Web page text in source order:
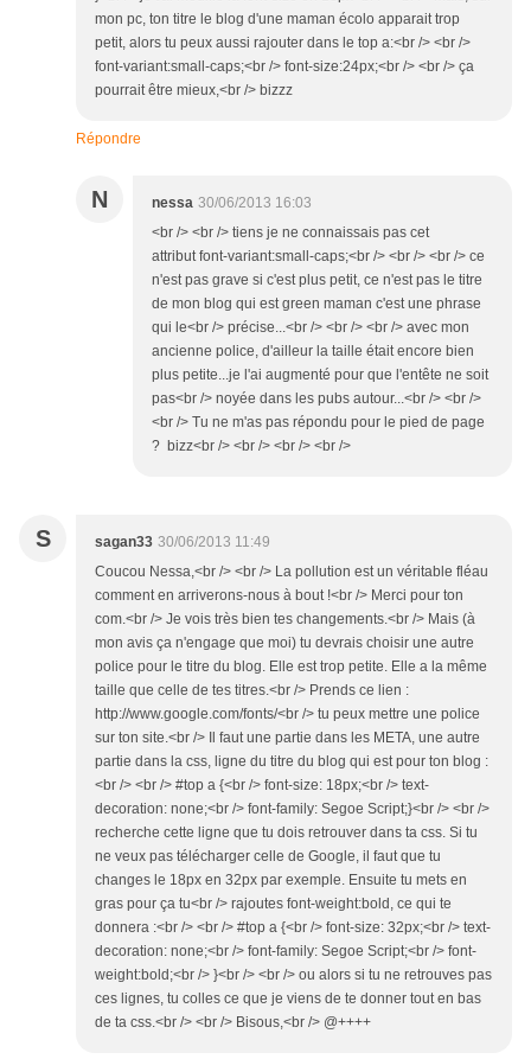
mon pc, ton titre le blog d'une maman écolo apparait trop
petit, alors tu peux aussi rajouter dans le top a:<br /> <br />
font-variant:small-caps;<br /> font-size:24px;<br /> <br /> ça
pourrait être mieux,<br /> bizzz
Répondre
N nessa 30/06/2013 16:03
<br /> <br /> tiens je ne connaissais pas cet
attribut font-variant:small-caps;<br /> <br /> <br /> ce
n'est pas grave si c'est plus petit, ce n'est pas le titre
de mon blog qui est green maman c'est une phrase
qui le<br /> précise...<br /> <br /> <br /> avec mon
ancienne police, d'ailleur la taille était encore bien
plus petite...je l'ai augmenté pour que l'entête ne soit
pas<br /> noyée dans les pubs autour...<br /> <br />
<br /> Tu ne m'as pas répondu pour le pied de page
? bizz<br /> <br /> <br /> <br />
S sagan33 30/06/2013 11:49
Coucou Nessa,<br /> <br /> La pollution est un véritable fléau
comment en arriverons-nous à bout !<br /> Merci pour ton
com.<br /> Je vois très bien tes changements.<br /> Mais (à
mon avis ça n'engage que moi) tu devrais choisir une autre
police pour le titre du blog. Elle est trop petite. Elle a la même
taille que celle de tes titres.<br /> Prends ce lien :
http://www.google.com/fonts/<br /> tu peux mettre une police
sur ton site.<br /> Il faut une partie dans les META, une autre
partie dans la css, ligne du titre du blog qui est pour ton blog :
<br /> <br /> #top a {<br /> font-size: 18px;<br /> text-
decoration: none;<br /> font-family: Segoe Script;}<br /> <br />
recherche cette ligne que tu dois retrouver dans ta css. Si tu
ne veux pas télécharger celle de Google, il faut que tu
changes le 18px en 32px par exemple. Ensuite tu mets en
gras pour ça tu<br /> rajoutes font-weight:bold, ce qui te
donnera :<br /> <br /> #top a {<br /> font-size: 32px;<br /> text-
decoration: none;<br /> font-family: Segoe Script;<br /> font-
weight:bold;<br /> }<br /> <br /> ou alors si tu ne retrouves pas
ces lignes, tu colles ce que je viens de te donner tout en bas
de ta css.<br /> <br /> Bisous,<br /> @++++